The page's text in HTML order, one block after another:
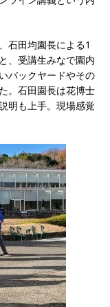
石田均園長による1
、受講生みなで園内
バックヤードやその
。石田園長は花博士
明も上手。現場感覚